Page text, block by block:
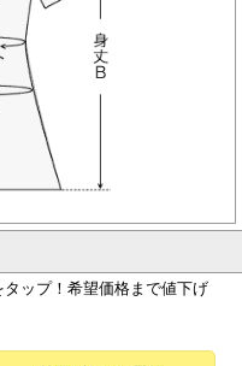
ップ！希望価格まで値下げ